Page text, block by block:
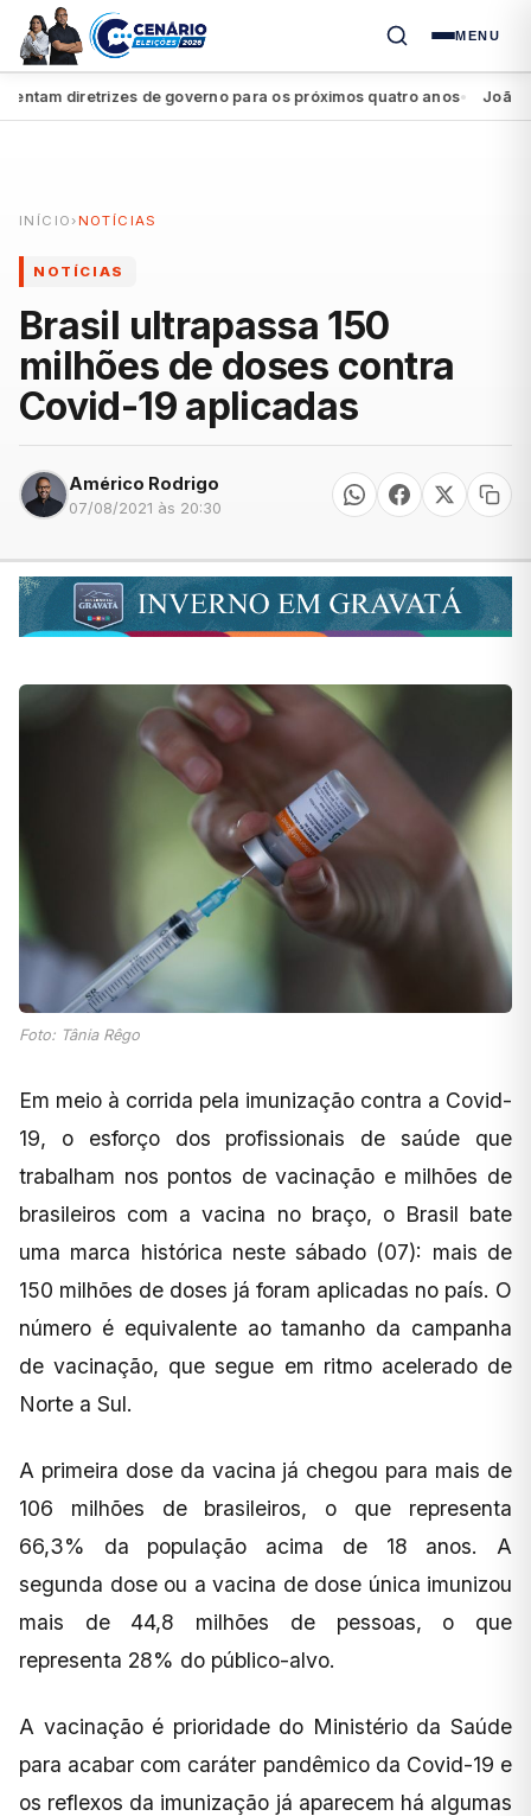
MENU
diretrizes de governo para os próximos quatro anos● João
INÍCIO › NOTÍCIAS
NOTÍCIAS
Brasil ultrapassa 150
milhões de doses contra
Covid-19 aplicadas
Américo Rodrigo
07/08/2021 às 20:30
Foto: Tânia Rêgo
Em meio à corrida pela imunização contra a Covid-
19, o esforço dos profissionais de saúde que
trabalham nos pontos de vacinação e milhões de
brasileiros com a vacina no braço, o Brasil bate
uma marca histórica neste sábado (07): mais de
150 milhões de doses já foram aplicadas no país. O
número é equivalente ao tamanho da campanha
de vacinação, que segue em ritmo acelerado de
Norte a Sul.
A primeira dose da vacina já chegou para mais de
106 milhões de brasileiros, o que representa
66,3% da população acima de 18 anos. A
segunda dose ou a vacina de dose única imunizou
mais de 44,8 milhões de pessoas, o que
representa 28% do público-alvo.
A vacinação é prioridade do Ministério da Saúde
para acabar com caráter pandêmico da Covid-19 e
os reflexos da imunização já aparecem há algumas